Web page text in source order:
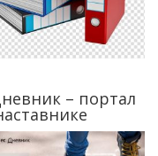
– портал